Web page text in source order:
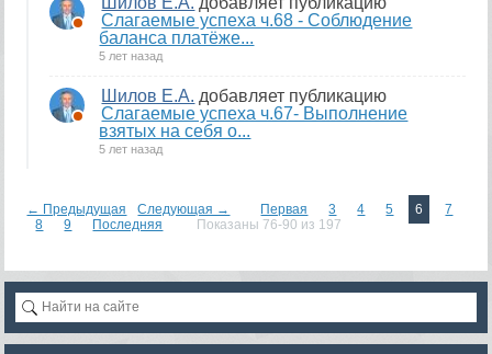
Слагаемые успеха ч.68 - Соблюдение
баланса платёже...
5 лет назад
Шилов Е.А. добавляет публикацию
Слагаемые успеха ч.67- Выполнение
взятых на себя о...
5 лет назад
← Предыдущая Следующая → Первая 3 4 5 6
7
8
9 Последняя Показаны 76-90 из 197